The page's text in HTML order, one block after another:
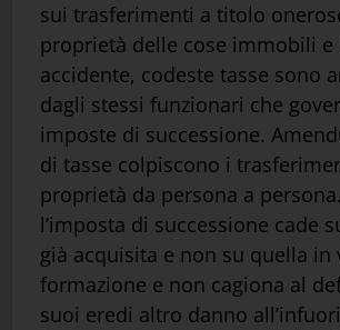
sui trasferimenti a titolo
proprietà delle cose immobili e
accidente, codeste tasse sono
dagli stessi funzionari che
imposte di successione.
di tasse colpiscono i
proprietà da persona a
l’imposta di successione cade
già acquisita e non su quella in
formazione e non cagiona al
suoi eredi altro danno